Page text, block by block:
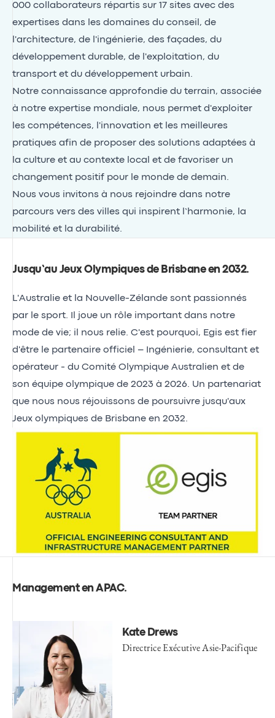
000 collaborateurs répartis sur 17 sites avec des
expertises dans les domaines du conseil, de
l'architecture, de l'ingénierie, des façades, du
développement durable, de l'exploitation, du
transport et du développement urbain.
Notre connaissance approfondie du terrain, associée
à notre expertise mondiale, nous permet d'exploiter
les compétences, l'innovation et les meilleures
pratiques afin de proposer des solutions adaptées à
la culture et au contexte local et de favoriser un
changement positif pour le monde de demain.
Nous vous invitons à nous rejoindre dans notre
parcours vers des villes qui inspirent l’harmonie, la
mobilité et la durabilité.
Jusqu’au Jeux Olympiques de Brisbane en 2032.
L'Australie et la Nouvelle-Zélande sont passionnés
par le sport. Il joue un rôle important dans notre
mode de vie; il nous relie. C'est pourquoi, Egis est fier
d'être le partenaire officiel – Ingénierie, consultant et
opérateur - du Comité Olympique Australien et de
son équipe olympique de 2023 à 2026. Un partenariat
que nous nous réjouissons de poursuivre jusqu'aux
Jeux olympiques de Brisbane en 2032.
Management en APAC.
Kate Drews
Directrice Exécutive Asie-Pacifique